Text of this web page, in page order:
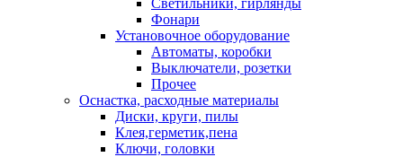
Светильники, гирлянды
Фонари
Установочное оборудование
Автоматы, коробки
Выключатели, розетки
Прочее
Оснастка, расходные материалы
Диски, круги, пилы
Клея,герметик,пена
Ключи, головки